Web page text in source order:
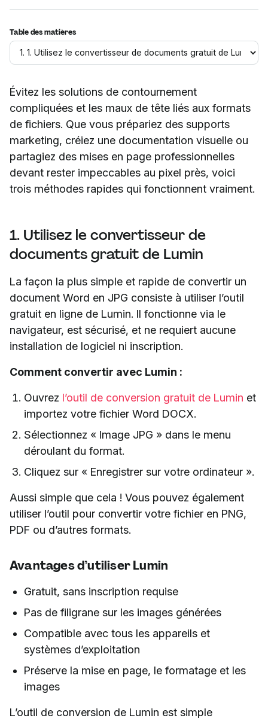
Table des matières
Évitez les solutions de contournement
compliquées et les maux de tête liés aux formats
de fichiers. Que vous prépariez des supports
marketing, créiez une documentation visuelle ou
partagiez des mises en page professionnelles
devant rester impeccables au pixel près, voici
trois méthodes rapides qui fonctionnent vraiment.
1. Utilisez le convertisseur de
documents gratuit de Lumin
La façon la plus simple et rapide de convertir un
document Word en JPG consiste à utiliser l’outil
gratuit en ligne de Lumin. Il fonctionne via le
navigateur, est sécurisé, et ne requiert aucune
installation de logiciel ni inscription.
Comment convertir avec Lumin :
Ouvrez l’outil de conversion gratuit de Lumin et
importez votre fichier Word DOCX.
Sélectionnez « Image JPG » dans le menu
déroulant du format.
Cliquez sur « Enregistrer sur votre ordinateur ».
Aussi simple que cela ! Vous pouvez également
utiliser l’outil pour convertir votre fichier en PNG,
PDF ou d’autres formats.
Avantages d’utiliser Lumin
Gratuit, sans inscription requise
Pas de filigrane sur les images générées
Compatible avec tous les appareils et
systèmes d’exploitation
Préserve la mise en page, le formatage et les
images
L’outil de conversion de Lumin est simple